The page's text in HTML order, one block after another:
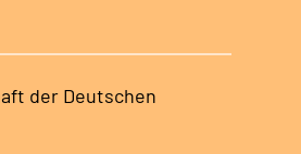
der Deutschen